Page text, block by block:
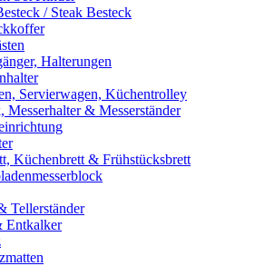
/ Steak Besteck
Halterungen
Servierwagen, Küchentrolley
Messerhalter & Messerständer
Küchenbrett & Frühstücksbrett
Tellerständer
Entkalker